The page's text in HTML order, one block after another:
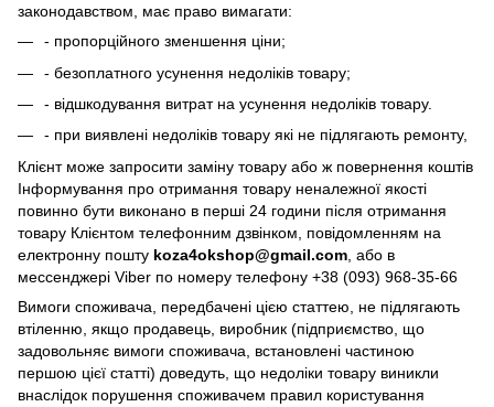
законодавством, має право вимагати:
- пропорційного зменшення ціни;
- безоплатного усунення недоліків товару;
- відшкодування витрат на усунення недоліків товару.
- при виявлені недоліків товару які не підлягають ремонту,
Клієнт може запросити заміну товару або ж повернення коштів
Інформування про отримання товару неналежної якості
повинно бути виконано в перші 24 години після отримання
товару Клієнтом телефонним дзвінком, повідомленням на
електронну пошту koza4okshop@gmail.com , або в
мессенджері Viber по номеру телефону +38 (093) 968-35-66
Вимоги споживача, передбачені цією статтею, не підлягають
втіленню, якщо продавець, виробник (підприємство, що
задовольняє вимоги споживача, встановлені частиною
першою цієї статті) доведуть, що недоліки товару виникли
внаслідок порушення споживачем правил користування